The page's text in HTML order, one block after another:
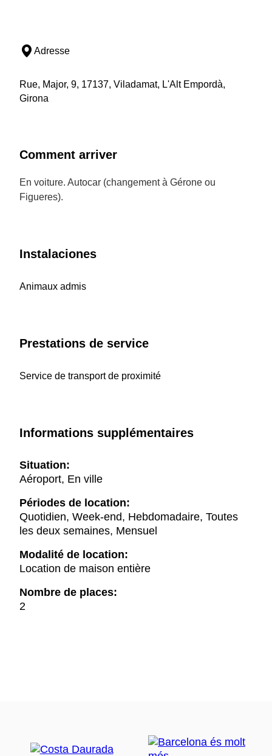
Adresse
Rue, Major, 9, 17137, Viladamat, L'Alt Empordà,
Girona
Comment arriver
En voiture. Autocar (changement à Gérone ou
Figueres).
Instalaciones
Animaux admis
Prestations de service
Service de transport de proximité
Informations supplémentaires
Situation:
Aéroport, En ville
Périodes de location:
Quotidien, Week-end, Hebdomadaire, Toutes
les deux semaines, Mensuel
Modalité de location:
Location de maison entière
Nombre de places:
2